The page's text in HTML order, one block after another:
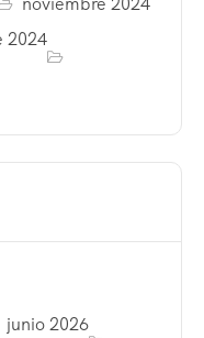
2024
junio 2026